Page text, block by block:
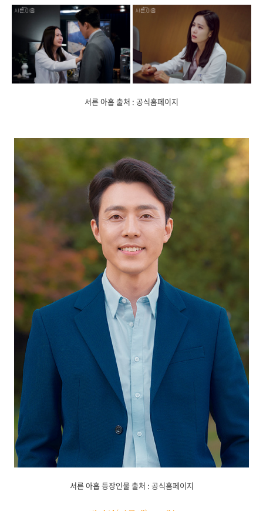
서른 아홉 출처 : 공식홈페이지
서른 아홉 등장인물 출처 : 공식홈페이지